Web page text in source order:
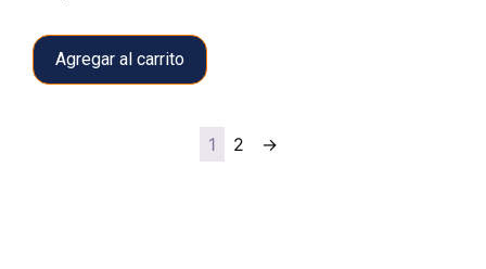
Agregar al carrito
1 2 →